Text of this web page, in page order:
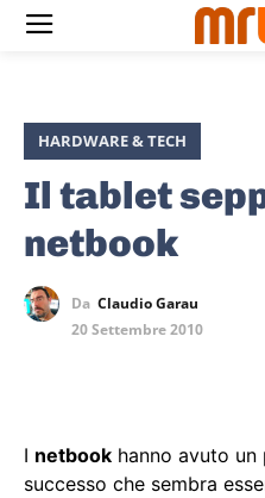
HARDWARE & TECH
Il tablet
netbook
Da Claudio Garau
20 Settembre 2010
I netbook hanno avuto
successo che sembra